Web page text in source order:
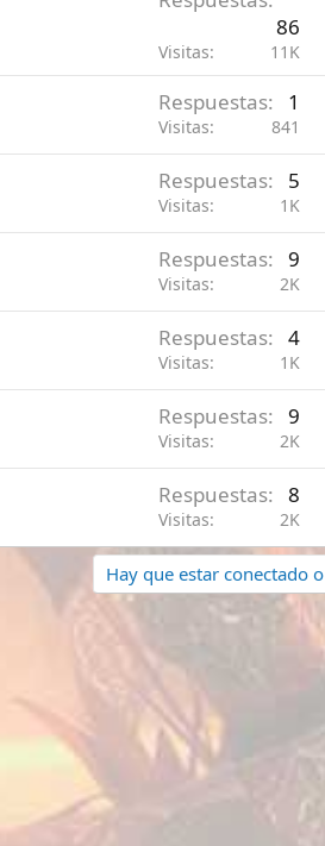
86
Visitas 11K
Respuestas 1
Visitas 841
Respuestas 5
Visitas 1K
Respuestas 9
Visitas 2K
Respuestas 4
Visitas 1K
Respuestas 9
Visitas 2K
Respuestas 8
Visitas 2K
Hay que estar conectado